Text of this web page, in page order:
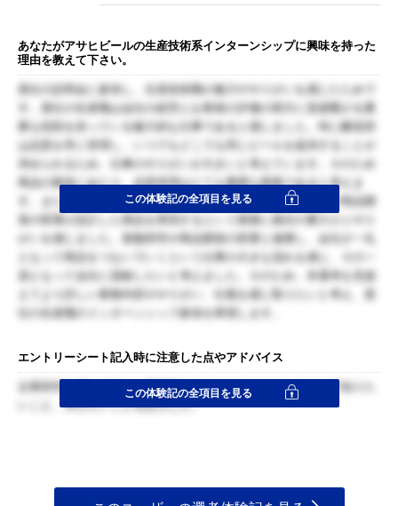
あなたがアサヒビールの生産技術系インターンシップに興味を持った
理由を教えて下さい。
貴社の説明会に参加し、生産技術職の魅力ややりがいを感じたためで
す。貴社の生産職は会社の経営とお客様の評価の両方に直接繋がる重
要な役割を担っている魅力的な仕事であると感じました。特に醸造部
は品質を常に管理し、いつでもどこでも同じビールを提供することが
求められるため、仕事のやりがいが大きいと考えています。そのため
商品の製造にあたり、品質管理はとても重要な業務であると考えま
す。また、新商品の仕込みでは、工場という大きなスケールで商品開
発の部署が設計した商品を再現するという業務に責任の重大さとやり
がいを感じました。基盤研究や商品開発の部署と連携し、会社が一丸
員となって会社に貢献したいと考えました。そのため、本選考を見据
えてより詳しい業務内容ややりがい、社風を感じ取りたいと考え、貴
社の生産職のインターンシップ参加を希望します。
この体験記の全項目を見る
エントリーシート記入時に注意した点やアドバイス
企業研究を詳しく行い、具体的にやりたいことやインターンで知りた
いこと、学びたいことを記入した。
この体験記の全項目を見る